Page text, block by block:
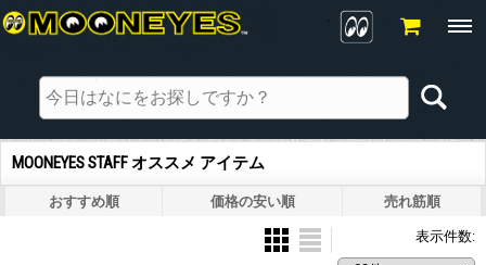
MOONEYES STAFF オススメ アイテム
おすすめ順 価格の安い順 売れ筋順
表示件数: